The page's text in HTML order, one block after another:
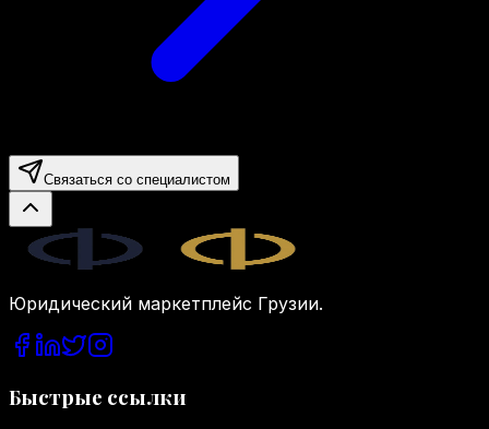
Связаться со специалистом
Юридический маркетплейс Грузии.
Быстрые ссылки